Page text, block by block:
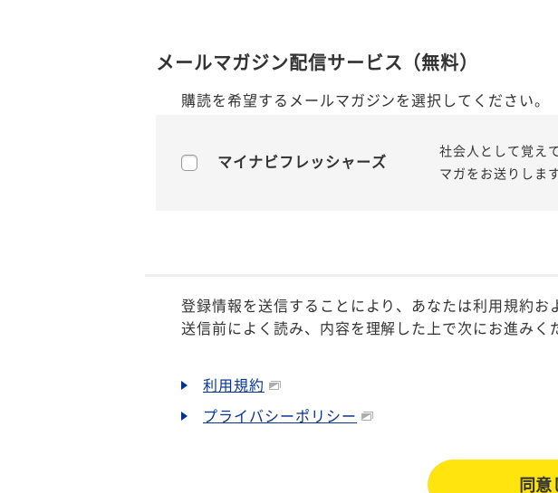
メールマガジン配信サービス（無料）
購読を希望するメールマガジンを選択してください。
マイナビフレッシャーズ
社会人として覚え
マガをお送りします
登録情報を送信することにより、あなたは利用規約お
送信前によく読み、内容を理解した上で次にお進みく
利用規約
プライバシーポリシー